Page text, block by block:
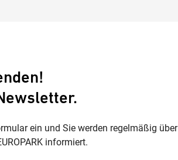
ein und Sie werden regelmäßig über
informiert.